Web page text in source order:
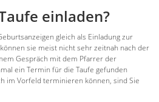
einladen?
gleich als Einladung zur
sie meist nicht sehr zeitnah nach der
Gespräch mit dem Pfarrer der
ein Termin für die Taufe gefunden
im Vorfeld terminieren können, sind Sie